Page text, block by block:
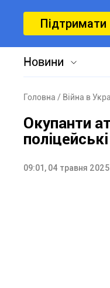
Підтримати
Новини
Головна Війна в
Окупанти
поліцейські
09:01, 04 травня 2025